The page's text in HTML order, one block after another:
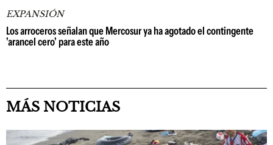
EXPANSIÓN
Los arroceros señalan que Mercosur ya ha agotado el contingente
'arancel cero' para este año
MÁS NOTICIAS